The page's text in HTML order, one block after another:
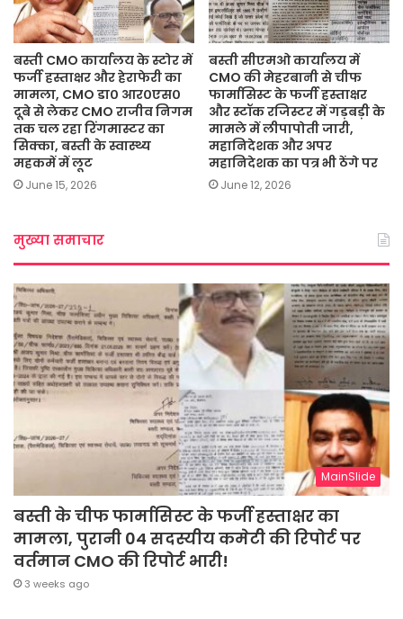
बस्ती CMO कार्यालय के स्टोर में
फर्जी हस्ताक्षर और हेराफेरी का
मामला, CMO डा० आर०एस०
दूबे से लेकर CMO राजीव निगम
तक चल रहा रिंगमास्टर का
सिक्का, बस्ती के स्वास्थ्य
महकमें में लूट
June 15, 2026
बस्ती सीएमओ कार्यालय में
CMO की मेहरबानी से चीफ
फार्मासिस्ट के फर्जी हस्ताक्षर
और स्टॉक रजिस्टर में गड़बड़ी के
मामले में लीपापोती जारी,
महानिदेशक और अपर
महानिदेशक का पत्र भी ठेंगे पर
June 12, 2026
मुख्या समाचार
MainSlide
बस्ती के चीफ फार्मासिस्ट के फर्जी हस्ताक्षर का
मामला, पुरानी 04 सदस्यीय कमेटी की रिपोर्ट पर
वर्तमान CMO की रिपोर्ट भारी!
3 weeks ago